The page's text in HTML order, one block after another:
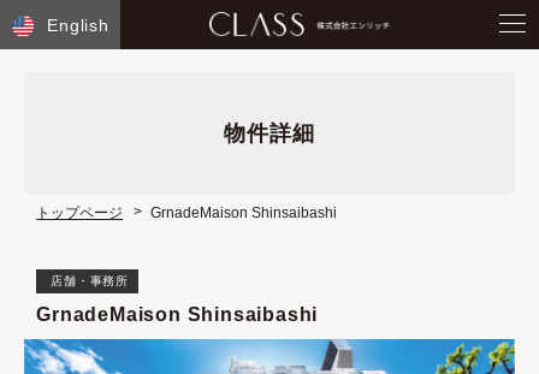
English
物件詳細
トップページ GrnadeMaison Shinsaibashi
店舗・事務所
GrnadeMaison Shinsaibashi